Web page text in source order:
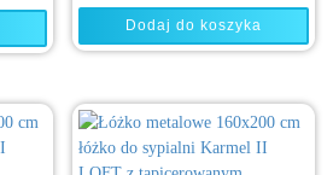
Dodaj do koszyka